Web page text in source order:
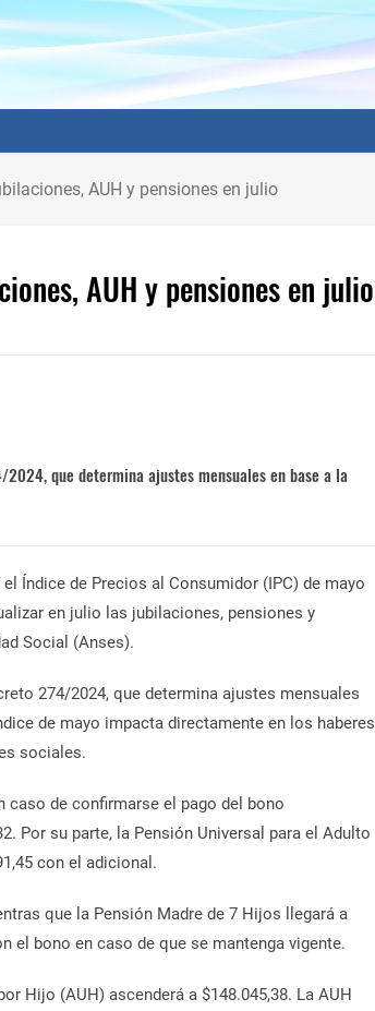
AUH y pensiones en julio
AUH y pensiones en julio
que determina ajustes mensuales en base a la
Índice de Precios al Consumidor (IPC) de mayo
en julio las jubilaciones, pensiones y
Social (Anses).
274/2024, que determina ajustes mensuales
de mayo impacta directamente en los haberes
sociales.
caso de confirmarse el pago del bono
Por su parte, la Pensión Universal para el Adulto
con el adicional.
que la Pensión Madre de 7 Hijos llegará a
el bono en caso de que se mantenga vigente.
Hijo (AUH) ascenderá a $148.045,38. La AUH